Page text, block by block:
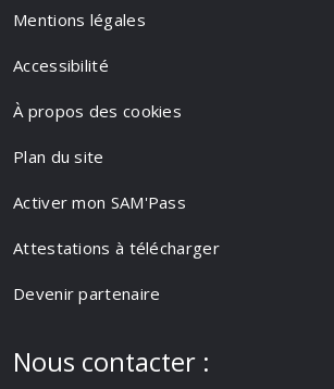
Mentions légales
Accessibilité
À propos des cookies
Plan du site
Activer mon SAM'Pass
Attestations à télécharger
Devenir partenaire
Nous contacter :